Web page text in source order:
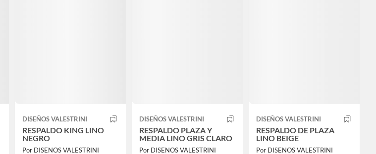
DISEÑOS VALESTRINI
RESPALDO KING LINO
NEGRO
Por DISENOS VALESTRINI
DISEÑOS VALESTRINI
RESPALDO PLAZA Y
MEDIA LINO GRIS CLARO
Por DISENOS VALESTRINI
DISEÑOS VALESTRINI
RESPALDO DE PLAZA
LINO BEIGE
Por DISENOS VALESTRINI